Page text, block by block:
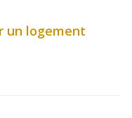
un logement